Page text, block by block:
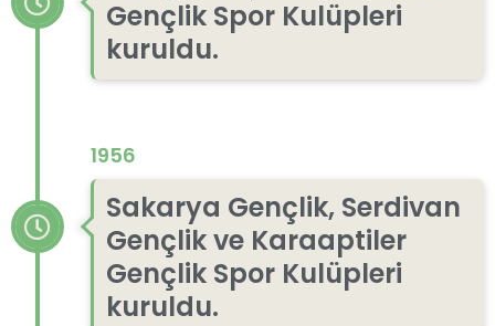
Gençlik Spor Kulüpleri
kuruldu.
1956
Sakarya Gençlik, Serdivan
Gençlik ve Karaaptiler
Gençlik Spor Kulüpleri
kuruldu.